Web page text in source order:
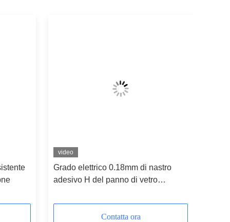
video
Grado elettrico 0.18mm di nastro
adesivo H del panno di vetro
Contatta ora